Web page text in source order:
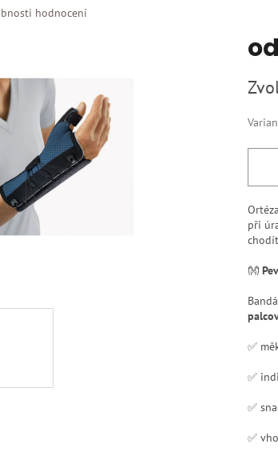
hodnocení
od
cena:
při
👐
✅
✅
✅
✅